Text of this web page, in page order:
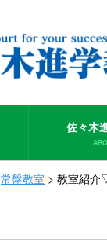
佐々木
常盤教室 > 教室紹